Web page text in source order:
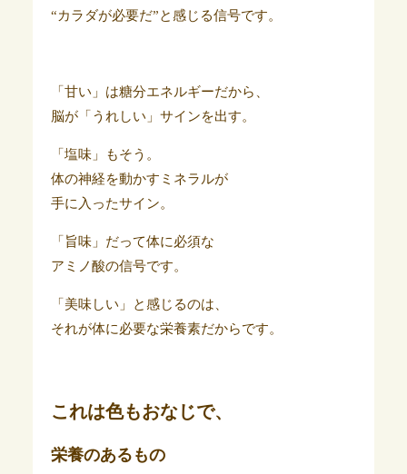
“カラダが必要だ”と感じる信号です。
「甘い」は糖分エネルギーだから、
脳が「うれしい」サインを出す。
「塩味」もそう。
体の神経を動かすミネラルが
手に入ったサイン。
「旨味」だって体に必須な
アミノ酸の信号です。
「美味しい」と感じるのは、
それが体に必要な栄養素だからです。
これは色もおなじで、
栄養のあるもの